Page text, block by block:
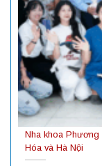
Nha khoa
Hóa và Hà Nội